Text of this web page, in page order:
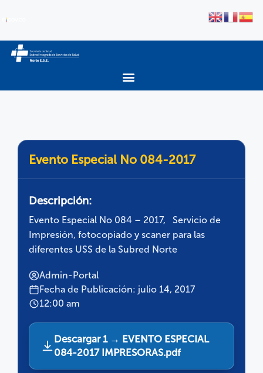
Evento Especial No 084-2017
Descripción:
Evento Especial No 084 – 2017, Servicio de
Impresión, fotocopiado y scaner para las
diferentes USS de la Subred Norte
Admin-Portal
Fecha de Publicación: julio 14, 2017
12:00 am
Descargar 1 → EVENTO ESPECIAL
084-2017 IMPRESORAS.pdf